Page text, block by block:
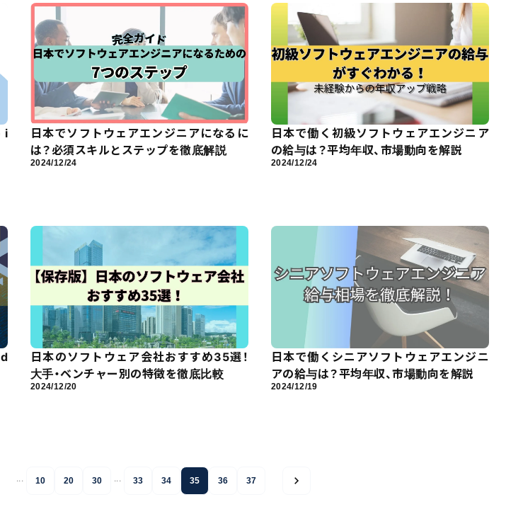
i
日本でソフトウェアエンジニアになるに
は？必須スキルとステップを徹底解説
2024/12/24
日本で働く初級ソフトウェアエンジニア
の給与は？平均年収、市場動向を解説
2024/12/24
日本のソフトウェア会社おすすめ35選！
大手・ベンチャー別の特徴を徹底比較
2024/12/20
日本で働くシニアソフトウェアエンジニ
アの給与は？平均年収、市場動向を解説
2024/12/19
... 10 20 30 ... 33 34 35 36 37